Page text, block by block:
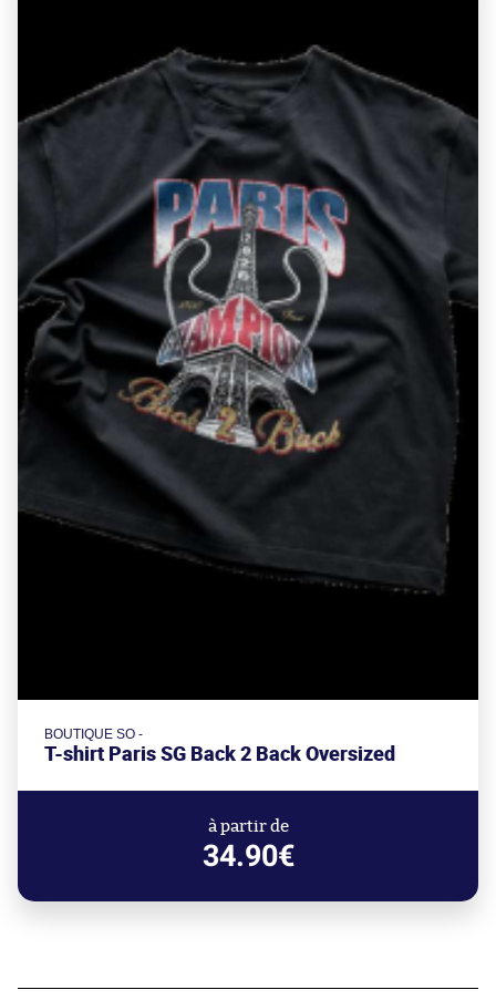
BOUTIQUE SO -
T-shirt Paris SG Back 2 Back Oversized
à partir de
34.90€